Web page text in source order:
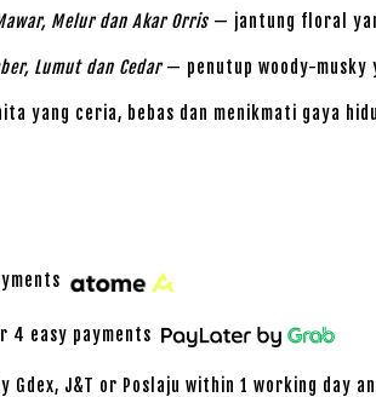
Melur dan Akar Orris — jantung floral
Lumut dan Cedar— penutup woody-musky
yang ceria, bebas dan menikmati gaya
4 easy payments
Gdex, J&T or Poslaju within 1 working day